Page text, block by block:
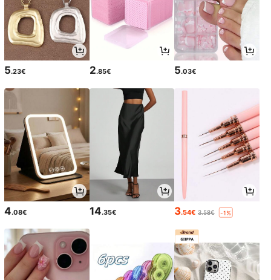
5.23€ 2.85€ 5.03€
4.08€ 14.35€ 3.54€ 3.58€ -1%